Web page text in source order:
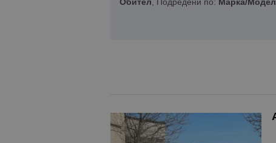
Обител, Подредени по: Марка/